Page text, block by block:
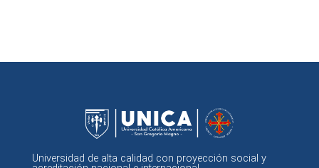
Universidad de alta calidad con proyección social y